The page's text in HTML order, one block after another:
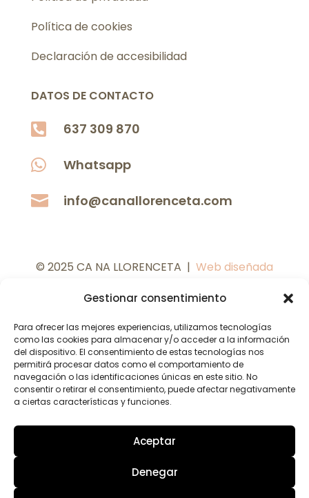
Gestionar consentimiento
Para ofrecer las mejores experiencias, utilizamos tecnologías
como las cookies para almacenar y/o acceder a la información
del dispositivo. El consentimiento de estas tecnologías nos
permitirá procesar datos como el comportamiento de
navegación o las identificaciones únicas en este sitio. No
consentir o retirar el consentimiento, puede afectar negativamente
a ciertas características y funciones.
Aceptar
Denegar
Política de cookies
Declaración de accesibilidad
DATOS DE CONTACTO
 637 309 870
 Whatsapp
 info@canallorenceta.com
© 2025 CA NA LLORENCETA | Web diseñada